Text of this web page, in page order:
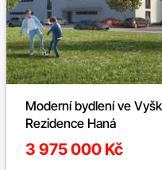
Moderní bydlení ve
Rezidence Haná
3 975 000 Kč